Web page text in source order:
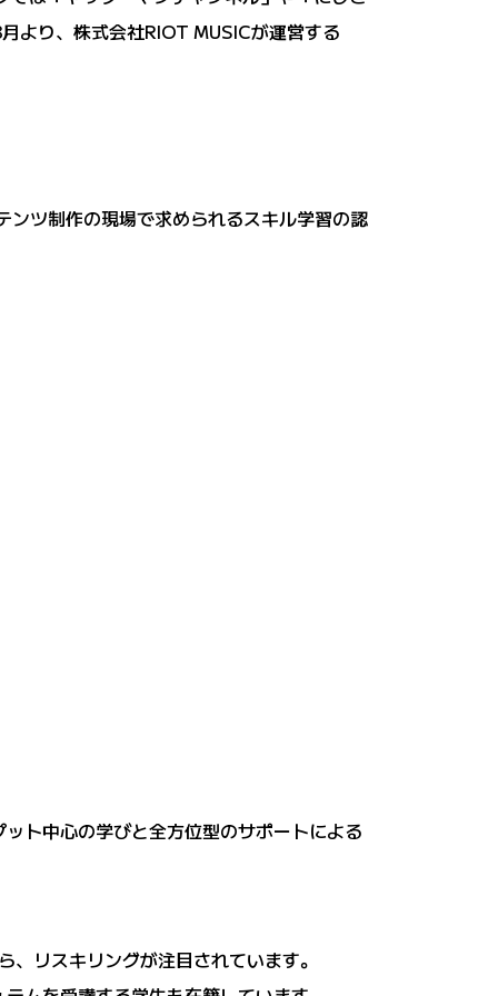
より、株式会社RIOT MUSICが運営する
ツ制作の現場で求められるスキル学習の認
ト中心の学びと全方位型のサポートによる
リスキリングが注目されています。